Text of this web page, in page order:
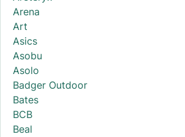
Arena
Art
Asics
Asobu
Asolo
Badger Outdoor
Bates
BCB
Beal